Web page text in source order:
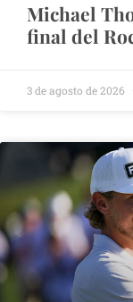
Michael
final del
3 de agosto de 2026